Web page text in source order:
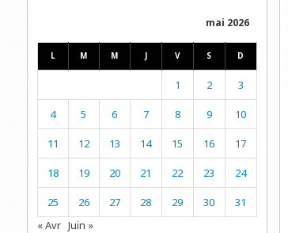
mai 2026
L M M J V S D
1 2 3
4 5 6 7 8 9 10
11 12 13 14 15 16 17
18 19 20 21 22 23 24
25 26 27 28 29 30
31
« Avr Juin »